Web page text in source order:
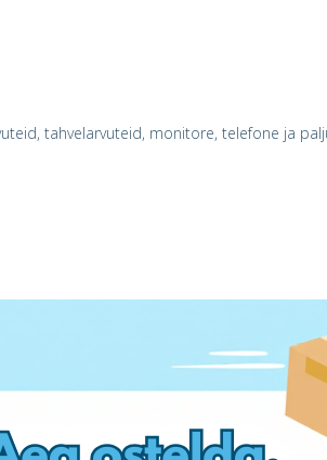
tahvelarvuteid, monitore, telefone ja